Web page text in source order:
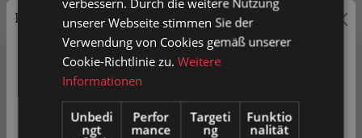
Preisauszeichnung
Privatkunden können Preise mit MwSt. (brutto) und
Geschäftskunden Preise ohne MwSt. (netto) angezeigt
werden.
Bitte wählen Sie Ihre bevorzugte Einstellung:
unserer Webseite stimmen Sie der
Verwendung von Cookies gemäß unserer
Cookie-Richtlinie zu.Weitere
Informationen
Unbedi
ngt
Perfor
mance
Targeti
ng
Funktio
nalität